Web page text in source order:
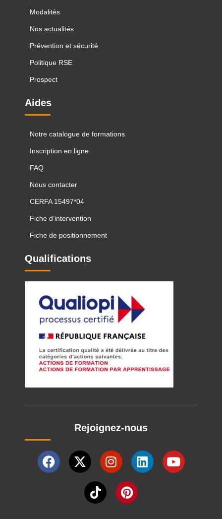
Modalités
Nos actualités
Prévention et sécurité
Politique RSE
Prospect
Aides
Notre catalogue de formations
Inscription en ligne
FAQ
Nous contacter
CERFA 15497*04
Fiche d’intervention
Fiche de positionnement
Qualifications
Rejoignez-nous